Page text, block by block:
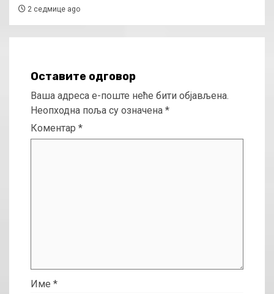
2 седмице ago
Оставите одговор
Ваша адреса е-поште неће бити објављена.
Неопходна поља су означена *
Коментар *
Име *